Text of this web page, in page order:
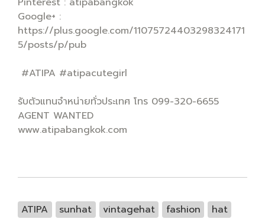
Google+ :
https://plus.google.com/11075724403298324171
5/posts/p/pub
#ATIPA #atipacutegirl
รับตัวแทนจำหน่ายทั่วประเทศ โทร 099-320-6655
AGENT WANTED
www.atipabangkok.com
ATIPA sunhat vintagehat fashion
hat